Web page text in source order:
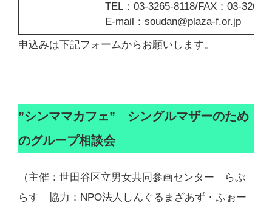
TEL：03-3265-8118/FAX：03-3265-
E-mail：soudan@plaza-f.or.jp
申込みは下記フォームからお願いします。
”シンママカフェ” シングルマザーのため
のグループ相談会
（主催：世田谷区立男女共同参画センター らぷ
らす 協力：NPO法人しんぐるまざあず・ふぉー